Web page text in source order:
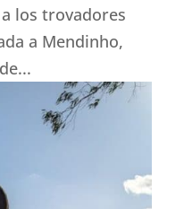
los trovadores
a Mendinho,